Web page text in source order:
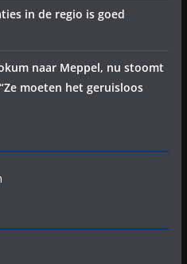
in de regio is goed
naar Meppel, nu stoomt
moeten het geruisloos